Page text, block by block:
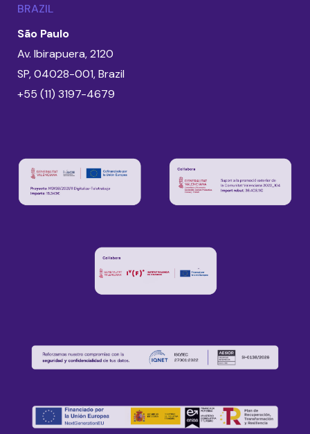
BRAZIL
São Paulo
Av. Ibirapuera, 2120
SP, 04028-001, Brazil
+55 (11) 3197-4679